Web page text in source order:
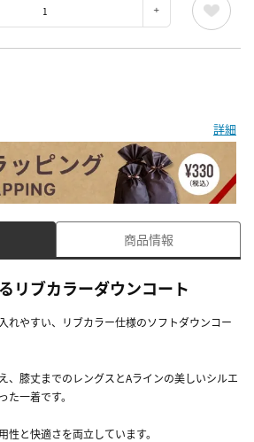
詳細
商品情報
リブカラーダウンコート
れやすい、リブカラー仕様のソフトダウンコー
、膝丈までのレングスとAラインの美しいシルエ
た一着です。
と快適さを両立しています。